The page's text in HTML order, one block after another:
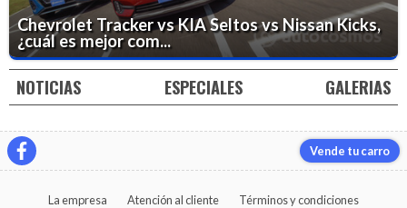
Chevrolet Tracker vs KIA Seltos vs Nissan Kicks,
¿cuál es mejor com...
NOTICIAS ESPECIALES GALERIAS
Vende tu carro
La empresa Atención al cliente Términos y condiciones